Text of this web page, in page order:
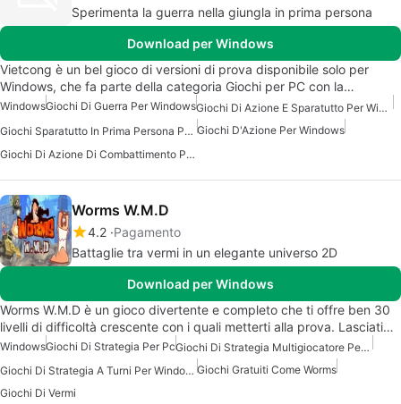
Sperimenta la guerra nella giungla in prima persona
Download per Windows
Vietcong è un bel gioco di versioni di prova disponibile solo per
Windows, che fa parte della categoria Giochi per PC con la…
WindowsGiochi Di Guerra Per Windows
Giochi Di Azione E Sparatutto Per Windows
Giochi Sparatutto In Prima Persona Per Windows Giochi D'Azione Per Windows
Giochi Di Azione Di Combattimento Per Windows
Worms W.M.D
4.2 Pagamento
Battaglie tra vermi in un elegante universo 2D
Download per Windows
Worms W.M.D è un gioco divertente e completo che ti offre ben 30
livelli di difficoltà crescente con i quali metterti alla prova. Lasciati…
WindowsGiochi Di Strategia Per Pc
Giochi Di Strategia Multigiocatore Per Windows
Giochi Di Strategia A Turni Per Windows Giochi Gratuiti Come Worms
Giochi Di Vermi